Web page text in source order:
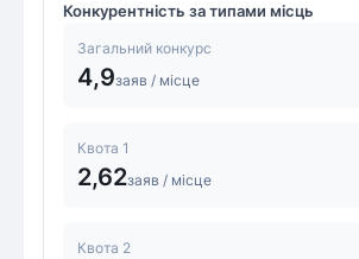
Конкурентність за типами місць
Загальний конкурс
4,9заяв / місце
Квота 1
2,62заяв / місце
Квота 2